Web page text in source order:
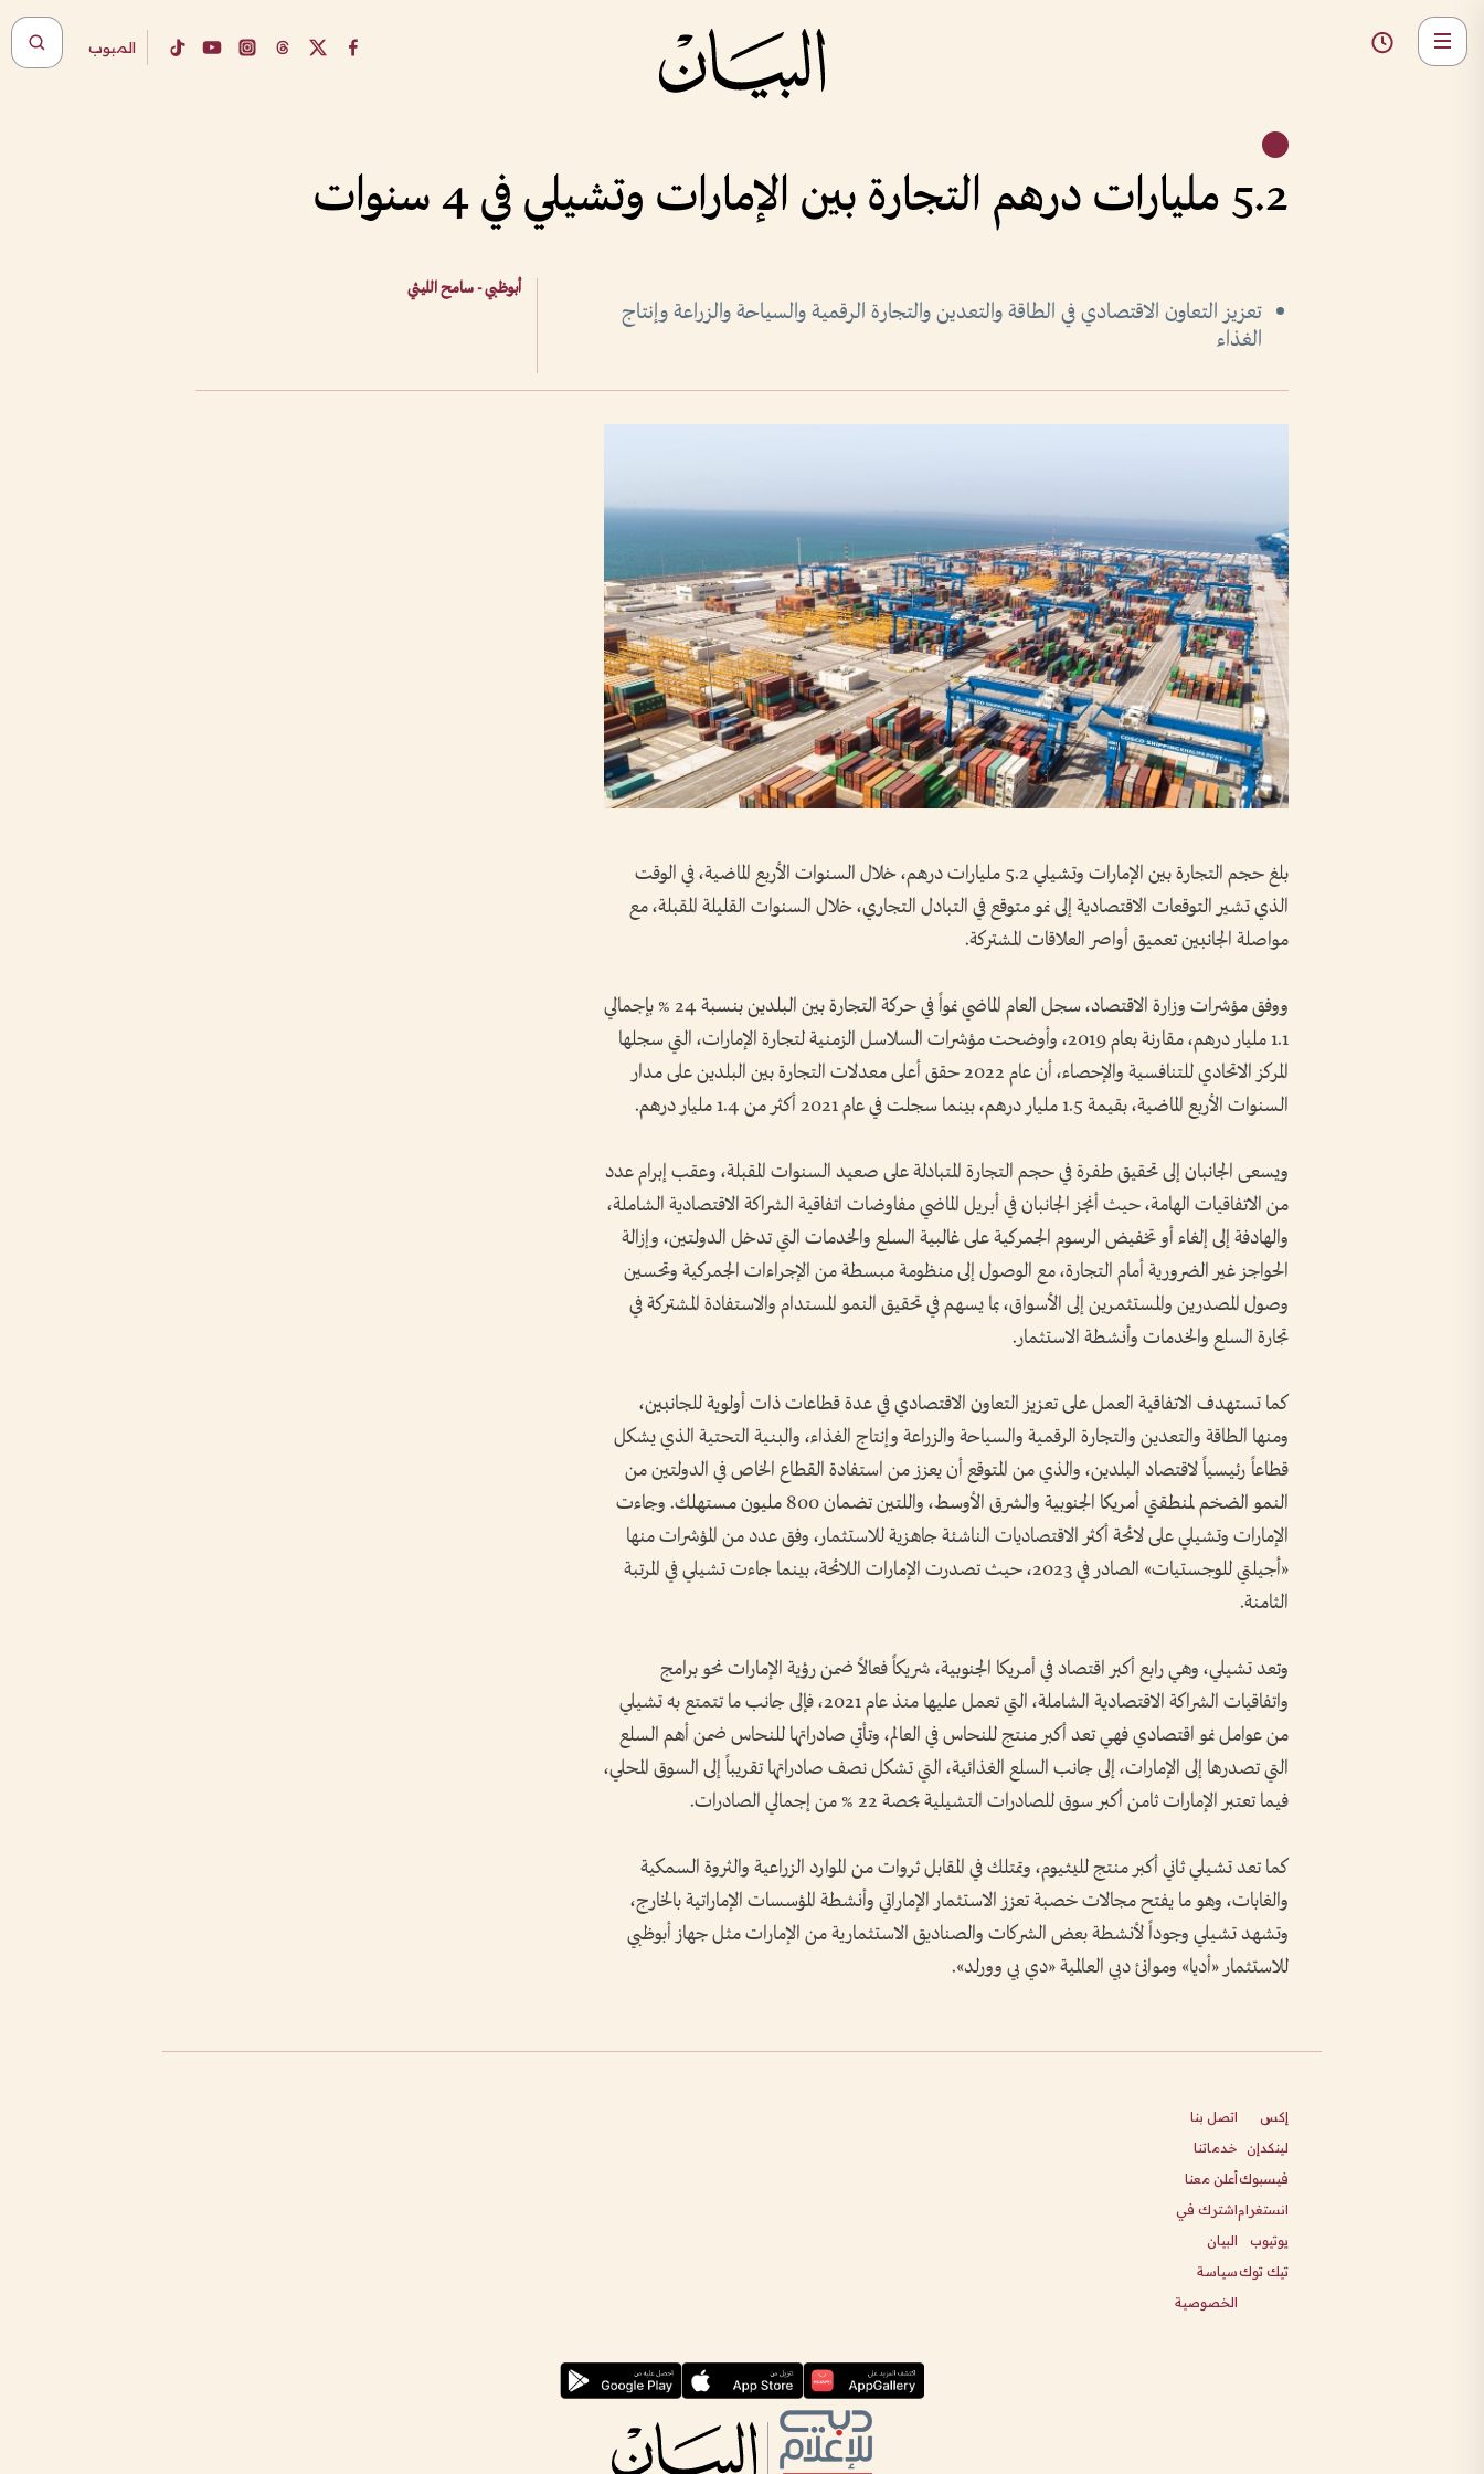
المبوب
5.2 مليارات درهم التجارة بين الإمارات وتشيلي في 4 سنوات
تعزيز التعاون الاقتصادي في الطاقة والتعدين والتجارة الرقمية والسياحة والزراعة وإنتاج
الغذاء
أبوظبي - سامح الليثي
بلغ حجم التجارة بين الإمارات وتشيلي 5.2 مليارات درهم، خلال السنوات الأربع الماضية، في الوقت
الذي تشير التوقعات الاقتصادية إلى نمو متوقع في التبادل التجاري، خلال السنوات القليلة المقبلة، مع
مواصلة الجانبين تعميق أواصر العلاقات المشتركة.
ووفق مؤشرات وزارة الاقتصاد، سجل العام الماضي نمواً في حركة التجارة بين البلدين بنسبة 24 % بإجمالي
1.1 مليار درهم، مقارنة بعام 2019، وأوضحت مؤشرات السلاسل الزمنية لتجارة الإمارات، التي سجلها
المركز الاتحادي للتنافسية والإحصاء، أن عام 2022 حقق أعلى معدلات التجارة بين البلدين على مدار
السنوات الأربع الماضية، بقيمة 1.5 مليار درهم، بينما سجلت في عام 2021 أكثر من 1.4 مليار درهم.
ويسعى الجانبان إلى تحقيق طفرة في حجم التجارة المتبادلة على صعيد السنوات المقبلة، وعقب إبرام عدد
من الاتفاقيات الهامة، حيث أنجز الجانبان في أبريل الماضي مفاوضات اتفاقية الشراكة الاقتصادية الشاملة،
والهادفة إلى إلغاء أو تخفيض الرسوم الجمركية على غالبية السلع والخدمات التي تدخل الدولتين، وإزالة
الحواجز غير الضرورية أمام التجارة، مع الوصول إلى منظومة مبسطة من الإجراءات الجمركية وتحسين
وصول المصدرين والمستثمرين إلى الأسواق، بما يسهم في تحقيق النمو المستدام والاستفادة المشتركة في
تجارة السلع والخدمات وأنشطة الاستثمار.
كما تستهدف الاتفاقية العمل على تعزيز التعاون الاقتصادي في عدة قطاعات ذات أولوية للجانبين،
ومنها الطاقة والتعدين والتجارة الرقمية والسياحة والزراعة وإنتاج الغذاء، والبنية التحتية الذي يشكل
قطاعاً رئيسياً لاقتصاد البلدين، والذي من المتوقع أن يعزز من استفادة القطاع الخاص في الدولتين من
النمو الضخم لمنطقتي أمريكا الجنوبية والشرق الأوسط، واللتين تضمان 800 مليون مستهلك. وجاءت
الإمارات وتشيلي على لائحة أكثر الاقتصاديات الناشئة جاهزية للاستثمار، وفق عدد من المؤشرات منها
«أجيلتي للوجستيات» الصادر في 2023، حيث تصدرت الإمارات اللائحة، بينما جاءت تشيلي في المرتبة
الثامنة.
وتعد تشيلي، وهي رابع أكبر اقتصاد في أمريكا الجنوبية، شريكاً فعالاً ضمن رؤية الإمارات نحو برامج
واتفاقيات الشراكة الاقتصادية الشاملة، التي تعمل عليها منذ عام 2021، فإلى جانب ما تتمتع به تشيلي
من عوامل نمو اقتصادي فهي تعد أكبر منتج للنحاس في العالم، وتأتي صادراتها للنحاس ضمن أهم السلع
التي تصدرها إلى الإمارات، إلى جانب السلع الغذائية، التي تشكل نصف صادراتها تقريباً إلى السوق المحلي،
فيما تعتبر الإمارات ثامن أكبر سوق للصادرات التشيلية بحصة 22 % من إجمالي الصادرات.
كما تعد تشيلي ثاني أكبر منتج لليثيوم، وتمتلك في المقابل ثروات من الموارد الزراعية والثروة السمكية
والغابات، وهو ما يفتح مجالات خصبة تعزز الاستثمار الإماراتي وأنشطة المؤسسات الإماراتية بالخارج،
وتشهد تشيلي وجوداً لأنشطة بعض الشركات والصناديق الاستثمارية من الإمارات مثل جهاز أبوظبي
للاستثمار «أديا» وموانئ دبي العالمية «دي بي وورلد».
إكس
لينكدإن
فيسبوك
انستغرام
يوتيوب
تيك توك
اتصل بنا
خدماتنا
أعلن معنا
اشترك في
البيان
سياسة
الخصوصية